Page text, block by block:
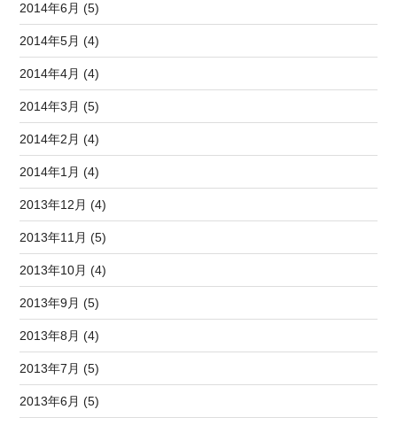
2014年6月 (5)
2014年5月 (4)
2014年4月 (4)
2014年3月 (5)
2014年2月 (4)
2014年1月 (4)
2013年12月 (4)
2013年11月 (5)
2013年10月 (4)
2013年9月 (5)
2013年8月 (4)
2013年7月 (5)
2013年6月 (5)